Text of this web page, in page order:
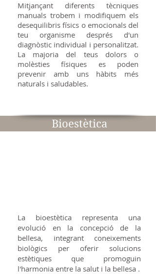
Mitjançant diferents tècniques
manuals trobem i modifiquem els
desequilibris físics o emocionals del
teu organisme després d'un
diagnòstic individual i personalitzat.
La majoria del teus dolors o
molèsties físiques es poden
prevenir amb uns hàbits més
naturals i saludables.
Bioestètica
La bioestètica representa una
evolució en la concepció de la
bellesa, integrant coneixements
biològics per oferir solucions
estètiques que promoguin
l'harmonia entre la salut i la bellesa .